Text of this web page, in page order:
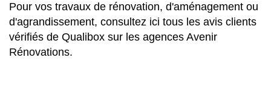
Pour vos travaux de rénovation, d'aménagement ou
d'agrandissement, consultez ici tous les avis clients
vérifiés de Qualibox sur les agences Avenir
Rénovations.